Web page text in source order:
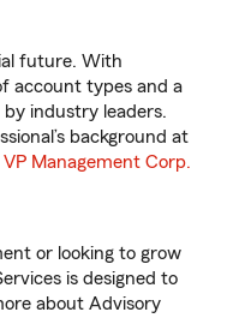
future. With
account types and a
industry leaders.
background at
Management Corp.
or looking to grow
is designed to
about Advisory